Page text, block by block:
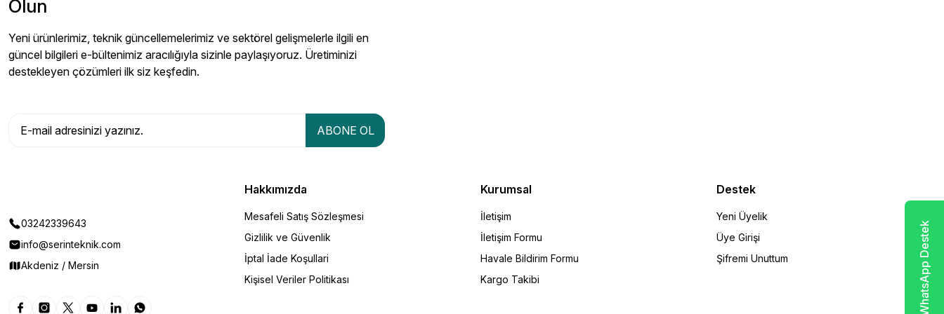
Olun
Yeni ürünlerimiz, teknik güncellemelerimiz ve sektörel gelişmelerle ilgili en
güncel bilgileri e-bültenimiz aracılığıyla sizinle paylaşıyoruz. Üretiminizi
destekleyen çözümleri ilk siz keşfedin.
ABONE OL
03242339643
info@serinteknik.com
Akdeniz / Mersin
Hakkımızda
Mesafeli Satış Sözleşmesi
Gizlilik ve Güvenlik
İptal İade Koşullari
Kişisel Veriler Politikası
Kurumsal
İletişim
İletişim Formu
Havale Bildirim Formu
Kargo Takibi
Destek
Yeni Üyelik
Üye Girişi
Şifremi Unuttum
WhatsApp Destek